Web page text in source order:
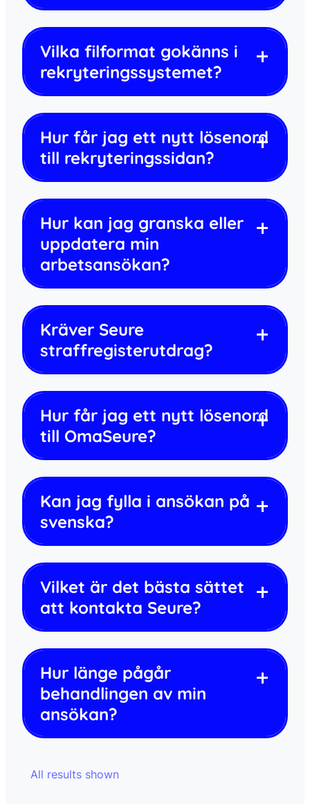
Vilka filformat gokänns i
rekryteringssystemet?
Hur får jag ett nytt lösenord
till rekryteringssidan?
Hur kan jag granska eller
uppdatera min
arbetsansökan?
Kräver Seure
straffregisterutdrag?
Hur får jag ett nytt lösenord
till OmaSeure?
Kan jag fylla i ansökan på
svenska?
Vilket är det bästa sättet
att kontakta Seure?
Hur länge pågår
behandlingen av min
ansökan?
All results shown